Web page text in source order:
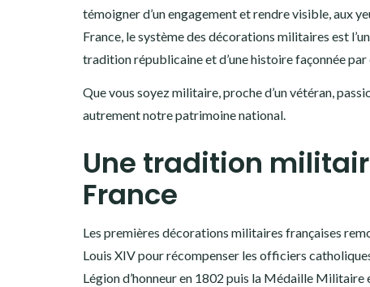
témoigner d’un engagement et rendre visible, aux
France, le système des décorations militaires est
tradition républicaine et d’une histoire façonnée
Que vous soyez militaire, proche d’un vétéran,
autrement notre patrimoine national.
Une tradition
France
Les premières décorations militaires françaises
Louis XIV pour récompenser les officiers
Légion d’honneur en 1802 puis la Médaille